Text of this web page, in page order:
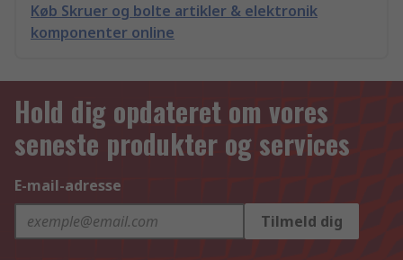
Køb Skruer og bolte artikler & elektronik
komponenter online
Hold dig opdateret om vores
seneste produkter og services
E-mail-adresse
Tilmeld dig